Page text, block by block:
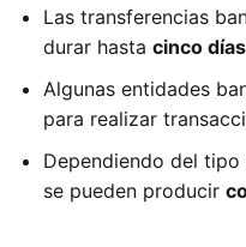
Las transferencias
durar hasta cinco
Algunas entidades
para realizar
Dependiendo del
se pueden producir